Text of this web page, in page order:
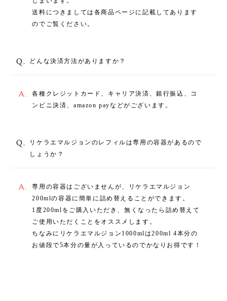
送料につきましては各商品ページに記載してあります
のでご覧ください。
Q. どんな決済方法がありますか？
A.
各種クレジットカード、キャリア決済、銀行振込、コ
ンビニ決済、amazon payなどがございます。
Q.
リケラエマルジョンのレフィルは専用の容器があるので
しょうか？
A.
専用の容器はございませんが、リケラエマルジョン
200mlの容器に簡単に詰め替えることができます。
1度200mlをご購入いただき、無くなったら詰め替えて
ご使用いただくことをオススメします。
ちなみにリケラエマルジョン1000mlは200ml 4本分の
お値段で5本分の量が入っているのでかなりお得です！